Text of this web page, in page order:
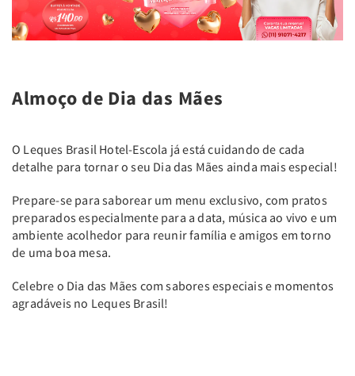
Almoço de Dia das Mães
O Leques Brasil Hotel-Escola já está cuidando de cada
detalhe para tornar o seu Dia das Mães ainda mais especial!
Prepare-se para saborear um menu exclusivo, com pratos
preparados especialmente para a data, música ao vivo e um
ambiente acolhedor para reunir família e amigos em torno
de uma boa mesa.
Celebre o Dia das Mães com sabores especiais e momentos
agradáveis no Leques Brasil!